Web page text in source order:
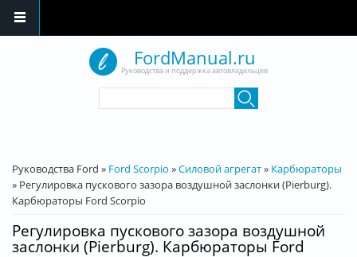
FordManual.ru
Руководства и поддержка автовладельцев
Вы здесь
Руководства Ford » Ford Scorpio »Силовой агрегат» Карбюраторы
» Регулировка пускового зазора воздушной заслонки (Pierburg).
Карбюраторы Ford Scorpio
Регулировка пускового зазора воздушной
заслонки (Pierburg). Карбюраторы Ford